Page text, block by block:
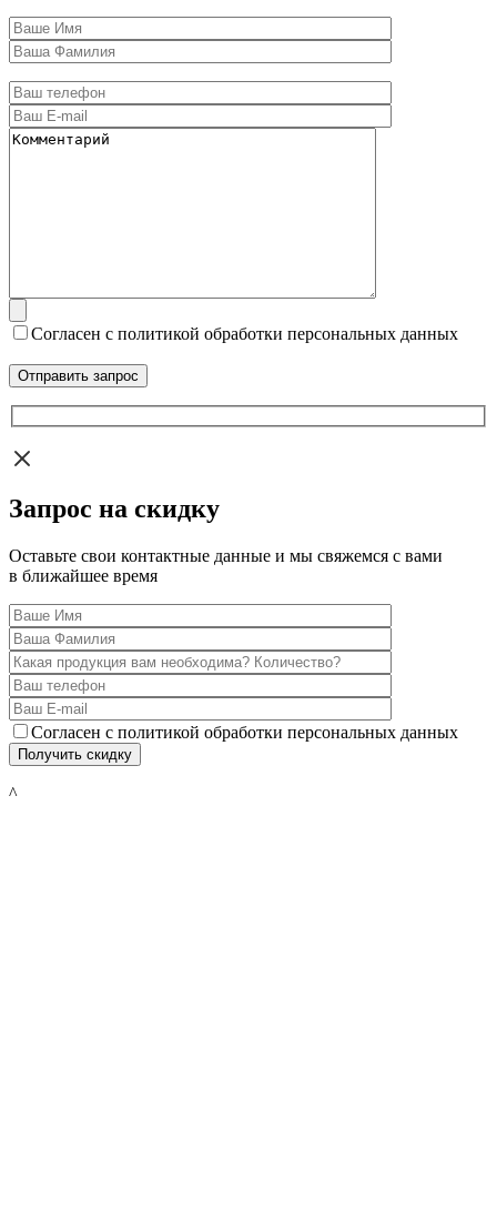
Согласен с политикой обработки персональных данных
Запрос на скидку
Оставьте свои контактные данные и мы свяжемся с вами
в ближайшее время
Согласен с политикой обработки персональных данных
^